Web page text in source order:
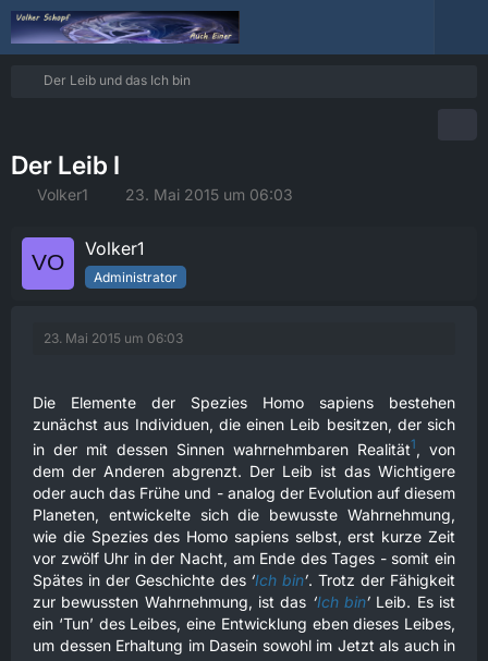
Der Leib und das Ich bin
Der Leib I
Volker1 23. Mai 2015 um 06:03
Volker1
Administrator
23. Mai 2015 um 06:03
Die Elemente der Spezies Homo sapiens bestehen
zunächst aus Individuen, die einen Leib besitzen, der sich
in der mit dessen Sinnen wahrnehmbaren Realität1 , von
dem der Anderen abgrenzt. Der Leib ist das Wichtigere
oder auch das Frühe und - analog der Evolution auf diesem
Planeten, entwickelte sich die bewusste Wahrnehmung,
wie die Spezies des Homo sapiens selbst, erst kurze Zeit
vor zwölf Uhr in der Nacht, am Ende des Tages - somit ein
Spätes in der Geschichte des ‘Ich bin’. Trotz der Fähigkeit
zur bewussten Wahrnehmung, ist das ‘Ich bin’ Leib. Es ist
ein ‘Tun’ des Leibes, eine Entwicklung eben dieses Leibes,
um dessen Erhaltung im Dasein sowohl im Jetzt als auch in